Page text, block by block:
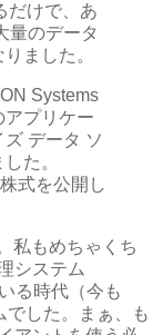
だけで、あ
量のデータ
ました。
Systems
アプリケー
データ ソ
た。
式を公開し
私もめちゃくち
システム
る時代（今も
した。まぁ、も